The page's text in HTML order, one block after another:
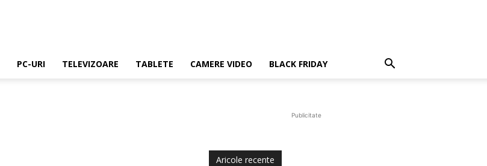
PC-URI TELEVIZOARE TABLETE CAMERE VIDEO BLACK FRIDAY
Publicitate
Aricole recente